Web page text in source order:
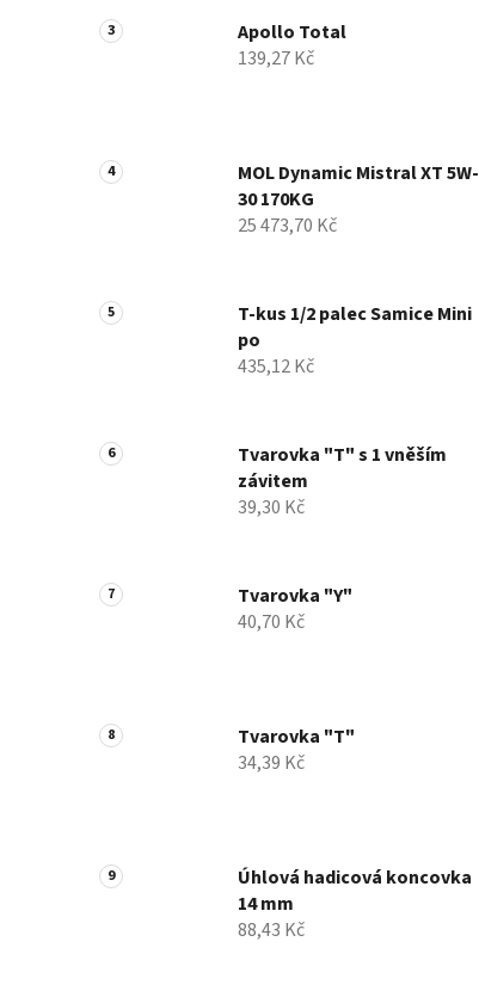
n
e
Apollo Total
139,27 Kč
MOL Dynamic Mistral XT 5W-
30 170KG
25 473,70 Kč
T-kus 1/2 palec Samice Mini
po
435,12 Kč
Tvarovka "T" s 1 vněším
závitem
39,30 Kč
Tvarovka "Y"
40,70 Kč
Tvarovka "T"
34,39 Kč
Úhlová hadicová koncovka
14 mm
88,43 Kč